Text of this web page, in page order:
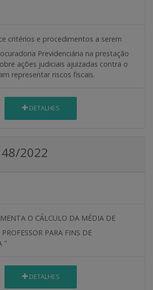
critérios e procedimentos a serem
Previdenciária na prestação
ações judiciais ajuizadas contra o
representar riscos fiscais.
DETALHES
2022
O CÁLCULO DA MÉDIA DE
PARA FINS DE
"
DETALHES